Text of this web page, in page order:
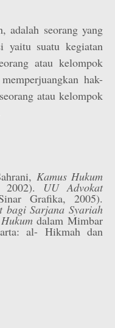
adalah seorang yang
yaitu suatu kegiatan
atau kelompok
hak-
atau kelompok
Kamus Hukum
2002). UU Advokat
Grafika, 2005).
bagi Sarjana Syariah
dalam Mimbar
al- Hikmah dan